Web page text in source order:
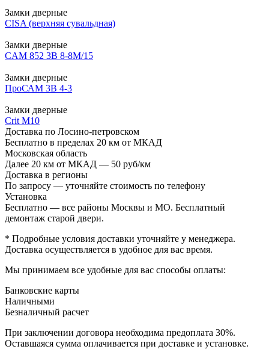
Замки дверные
CISA (верхняя сувальдная)
Замки дверные
CAM 852 3В 8-8М/15
Замки дверные
ПроСАМ 3В 4-3
Замки дверные
Crit М10
Доставка по Лосино-петровском
Бесплатно в пределах 20 км от МКАД
Московская область
Далее 20 км от МКАД — 50 руб/км
Доставка в регионы
По запросу — уточняйте стоимость по телефону
Установка
Бесплатно — все районы Москвы и МО. Бесплатный
демонтаж старой двери.
* Подробные условия доставки уточняйте у менеджера.
Доставка осуществляется в удобное для вас время.
Мы принимаем все удобные для вас способы оплаты:
Банковские карты
Наличными
Безналичный расчет
При заключении договора необходима предоплата 30%.
Оставшаяся сумма оплачивается при доставке и установке.